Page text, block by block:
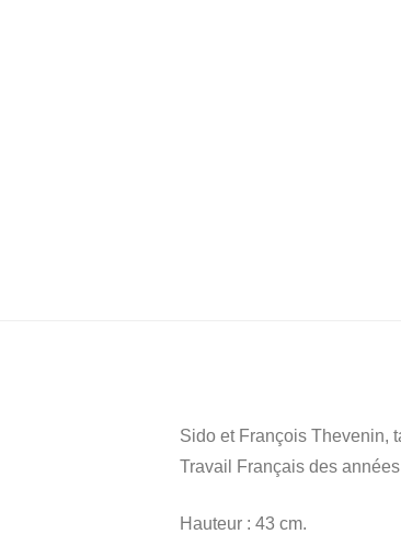
Sido et François Thevenin,
Travail Français des
Hauteur : 43 cm.